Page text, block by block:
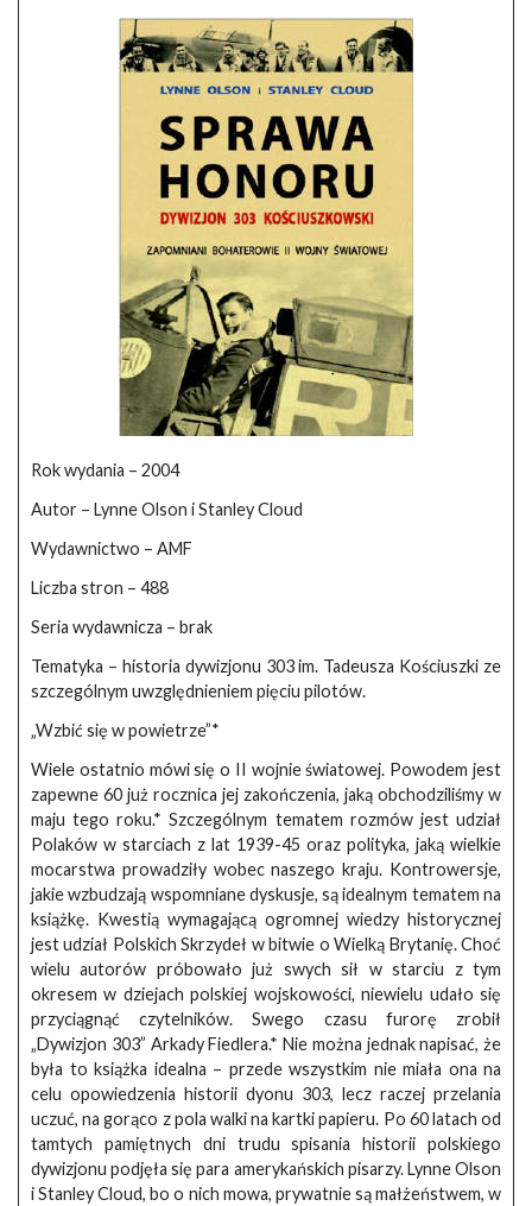
Rok wydania – 2004
Autor – Lynne Olson i Stanley Cloud
Wydawnictwo – AMF
Liczba stron – 488
Seria wydawnicza – brak
Tematyka – historia dywizjonu 303 im. Tadeusza Kościuszki ze
szczególnym uwzględnieniem pięciu pilotów.
„Wzbić się w powietrze”*
Wiele ostatnio mówi się o II wojnie światowej. Powodem jest
zapewne 60 już rocznica jej zakończenia, jaką obchodziliśmy w
maju tego roku.* Szczególnym tematem rozmów jest udział
Polaków w starciach z lat 1939-45 oraz polityka, jaką wielkie
mocarstwa prowadziły wobec naszego kraju. Kontrowersje,
jakie wzbudzają wspomniane dyskusje, są idealnym tematem na
książkę. Kwestią wymagającą ogromnej wiedzy historycznej
jest udział Polskich Skrzydeł w bitwie o Wielką Brytanię. Choć
wielu autorów próbowało już swych sił w starciu z tym
okresem w dziejach polskiej wojskowości, niewielu udało się
przyciągnąć czytelników. Swego czasu furorę zrobił
„Dywizjon 303” Arkady Fiedlera.* Nie można jednak napisać, że
była to książka idealna – przede wszystkim nie miała ona na
celu opowiedzenia historii dyonu 303, lecz raczej przelania
uczuć, na gorąco z pola walki na kartki papieru. Po 60 latach od
tamtych pamiętnych dni trudu spisania historii polskiego
dywizjonu podjęła się para amerykańskich pisarzy. Lynne Olson
i Stanley Cloud, bo o nich mowa, prywatnie są małżeństwem, w